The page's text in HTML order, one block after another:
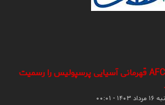
سایت AFC قهرمانی آسیایی پرسپولیس را رسمیت
- ۰۰:۰۱